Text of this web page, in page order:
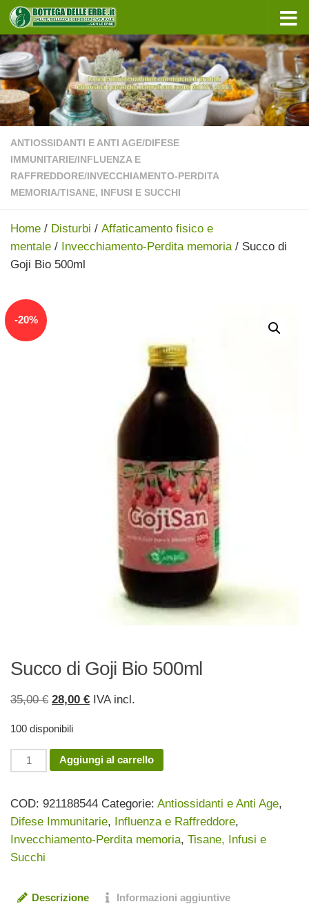
Sotto il contenuto
ANTIOSSIDANTI E ANTI AGE/DIFESE
IMMUNITARIE/INFLUENZA E
RAFFREDDORE/INVECCHIAMENTO-PERDITA
MEMORIA/TISANE, INFUSI E SUCCHI
Home / Disturbi / Affaticamento fisico e
mentale / Invecchiamento-Perdita memoria / Succo di
Goji Bio 500ml
-20%
Succo di Goji Bio 500ml
35,00€ Il
originale
era:
35,00 €.
28,00 €Il
è:
28,00 €.
IVA incl.
100 disponibili
Succo
di
Bio
500ml
quantità
Aggiungi al carrello
COD: 921188544 Categorie: Antiossidanti e Anti Age,
Difese Immunitarie, Influenza e Raffreddore,
Invecchiamento-Perdita memoria, Tisane, Infusi e
Succhi
Descrizione
Informazioni aggiuntive